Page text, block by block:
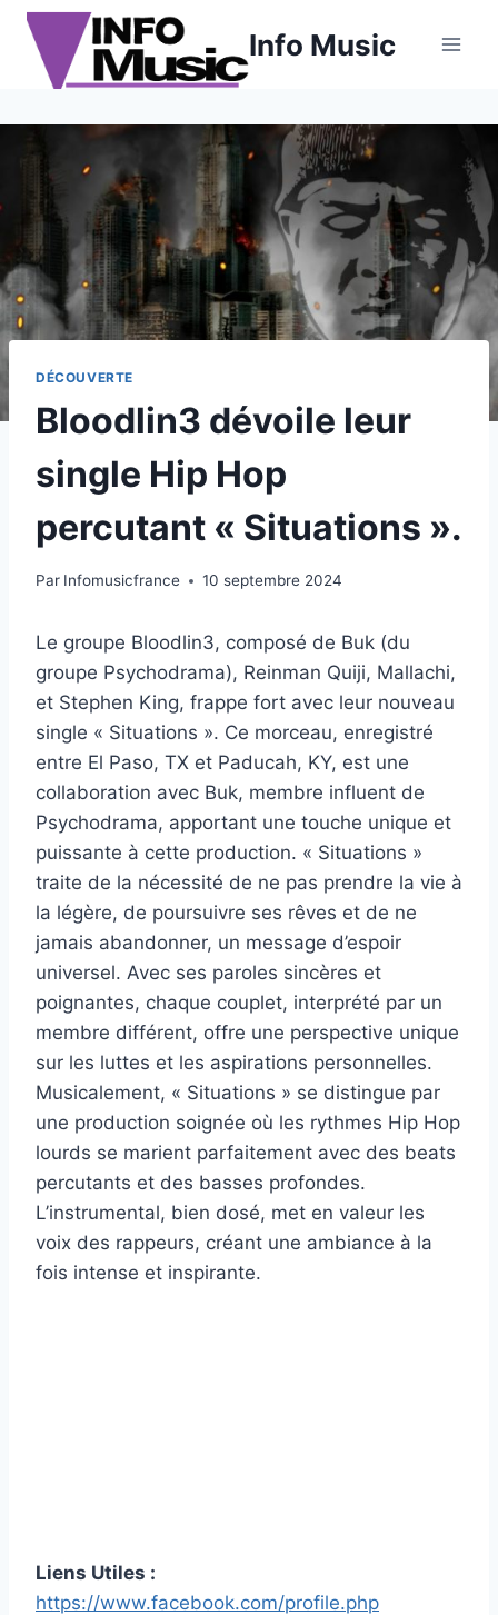
Aller
contenu
Info Music
DÉCOUVERTE
Bloodlin3 dévoile leur
single Hip Hop
percutant « Situations ».
Par Infomusicfrance 10 septembre 2024
Le groupe Bloodlin3, composé de Buk (du
groupe Psychodrama), Reinman Quiji, Mallachi,
et Stephen King, frappe fort avec leur nouveau
single « Situations ». Ce morceau, enregistré
entre El Paso, TX et Paducah, KY, est une
collaboration avec Buk, membre influent de
Psychodrama, apportant une touche unique et
puissante à cette production. « Situations »
traite de la nécessité de ne pas prendre la vie à
la légère, de poursuivre ses rêves et de ne
jamais abandonner, un message d’espoir
universel. Avec ses paroles sincères et
poignantes, chaque couplet, interprété par un
membre différent, offre une perspective unique
sur les luttes et les aspirations personnelles.
Musicalement, « Situations » se distingue par
une production soignée où les rythmes Hip Hop
lourds se marient parfaitement avec des beats
percutants et des basses profondes.
L’instrumental, bien dosé, met en valeur les
voix des rappeurs, créant une ambiance à la
fois intense et inspirante.
Liens Utiles :
https://www.facebook.com/profile.php